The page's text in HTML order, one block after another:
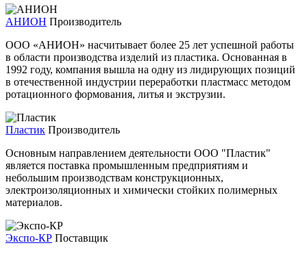
АНИОН Производитель
ООО «АНИОН» насчитывает более 25 лет успешной работы
в области производства изделий из пластика. Основанная в
1992 году, компания вышла на одну из лидирующих позиций
в отечественной индустрии переработки пластмасс методом
ротационного формования, литья и экструзии.
Пластик Производитель
Основным направлением деятельности ООО "Пластик"
является поставка промышленным предприятиям и
небольшим производствам конструкционных,
электроизоляционных и химически стойких полимерных
материалов.
Экспо-КР Поставщик